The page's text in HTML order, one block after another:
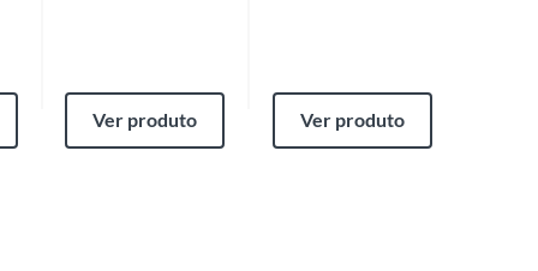
Ver produto Ver produto